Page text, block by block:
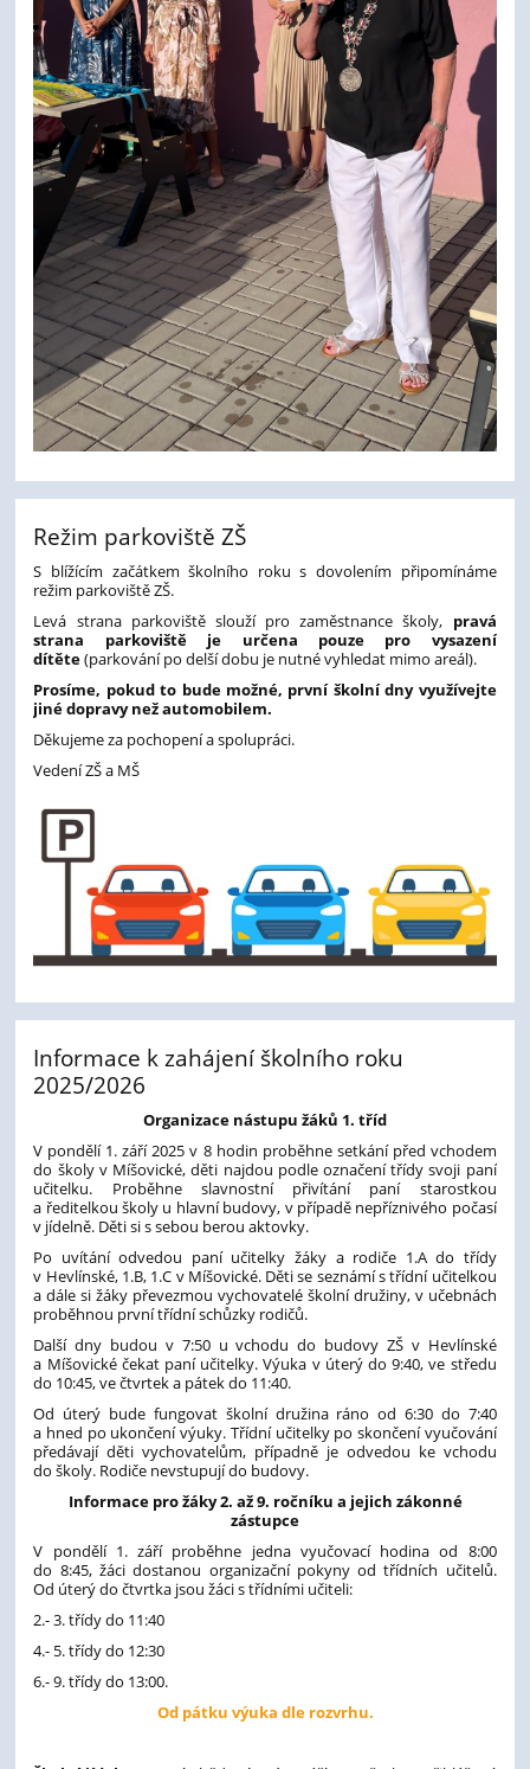
Režim parkoviště ZŠ
S blížícím začátkem školního roku s dovolením připomínáme
režim parkoviště ZŠ.
Levá strana parkoviště slouží pro zaměstnance školy, pravá
strana parkoviště je určena pouze pro vysazení
dítěte(parkování po delší dobu je nutné vyhledat mimo areál).
Prosíme, pokud to bude možné, první školní dny využívejte
jiné dopravy než automobilem.
Děkujeme za pochopení a spolupráci.
Vedení ZŠ a MŠ
Informace k zahájení školního roku
2025/2026
Organizace nástupu žáků 1. tříd
V pondělí 1. září 2025 v 8 hodin proběhne setkání před vchodem
do školy v Míšovické, děti najdou podle označení třídy svoji paní
učitelku. Proběhne slavnostní přivítání paní starostkou
a ředitelkou školy u hlavní budovy, v případě nepříznivého počasí
v jídelně. Děti si s sebou berou aktovky.
Po uvítání odvedou paní učitelky žáky a rodiče 1.A do třídy
v Hevlínské, 1.B, 1.C v Míšovické. Děti se seznámí s třídní učitelkou
a dále si žáky převezmou vychovatelé školní družiny, v učebnách
proběhnou první třídní schůzky rodičů.
Další dny budou v 7:50 u vchodu do budovy ZŠ v Hevlínské
a Míšovické čekat paní učitelky. Výuka v úterý do 9:40, ve středu
do 10:45, ve čtvrtek a pátek do 11:40.
Od úterý bude fungovat školní družina ráno od 6:30 do 7:40
a hned po ukončení výuky. Třídní učitelky po skončení vyučování
předávají děti vychovatelům, případně je odvedou ke vchodu
do školy. Rodiče nevstupují do budovy.
Informace pro žáky 2. až 9. ročníku a jejich zákonné
zástupce
V pondělí 1. září proběhne jedna vyučovací hodina od 8:00
do 8:45, žáci dostanou organizační pokyny od třídních učitelů.
Od úterý do čtvrtka jsou žáci s třídními učiteli:
2.- 3. třídy do 11:40
4.- 5. třídy do 12:30
6.- 9. třídy do 13:00.
Od pátku výuka dle rozvrhu.